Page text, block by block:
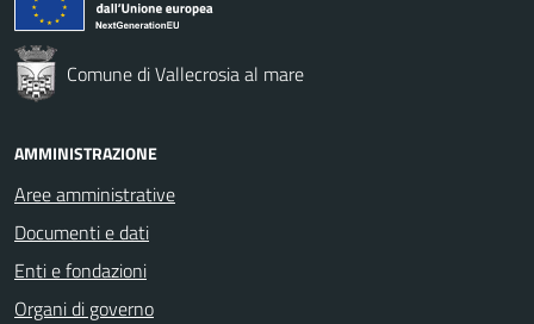
Comune di Vallecrosia al mare
AMMINISTRAZIONE
Aree amministrative
Documenti e dati
Enti e fondazioni
Organi di governo